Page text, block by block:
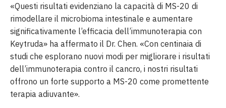
«Questi risultati evidenziano la capacità di MS-20 di
rimodellare il microbioma intestinale e aumentare
significativamente l’efficacia dell’immunoterapia con
Keytruda» ha affermato il Dr. Chen. «Con centinaia di
studi che esplorano nuovi modi per migliorare i risultati
dell’immunoterapia contro il cancro, i nostri risultati
offrono un forte supporto a MS-20 come promettente
terapia adiuvante».